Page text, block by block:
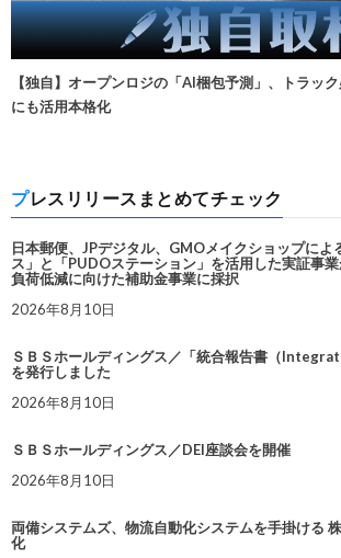
【独自】オープンロジの「AI梱包予測」、トラッ
にも活用本格化
プレスリリースまとめてチェック
日本郵便、JPデジタル、GMOメイクショップによ
ス」と「PUDOステーション」を活用した実証事
負荷低減に向けた補助金事業に採択
2026年8月10日
ＳＢＳホールディングス／「統合報告書（
を発行しました
2026年8月10日
ＳＢＳホールディングス／DEI座談会を開催
2026年8月10日
両備システムズ、物流自動化システムを手掛ける
化